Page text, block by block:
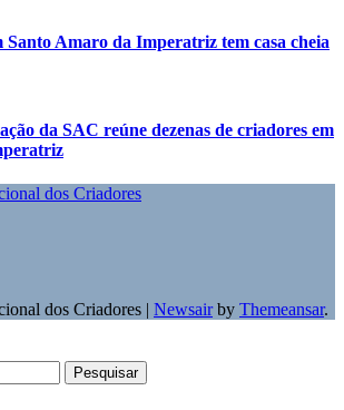
Santo Amaro da Imperatriz tem casa cheia
da SAC reúne dezenas de criadores em
dos Criadores | Newsairby Themeansar.